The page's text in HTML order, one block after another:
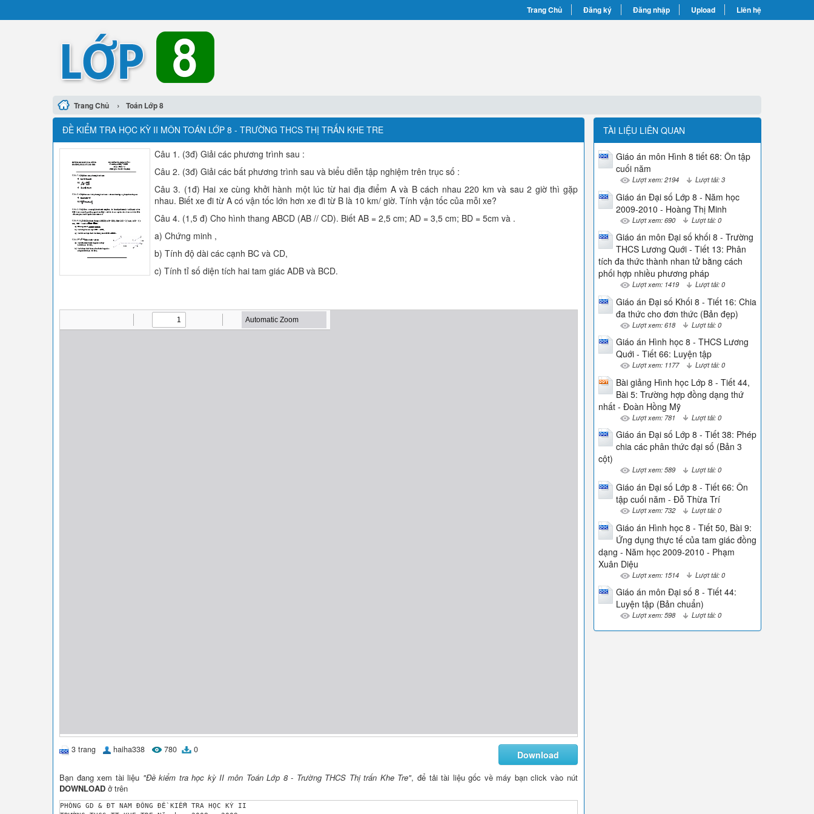
Trang Chủ Đăng ký Đăng nhập Upload Liên hệ
Trang Chủ › Toán Lớp 8
ĐỀ KIỂM TRA HỌC KỲ II MÔN TOÁN LỚP 8 - TRƯỜNG THCS THỊ TRẤN KHE TRE
Câu 1. (3đ) Giải các phương trình sau :
Câu 2. (3đ) Giải các bất phương trình sau và biểu diễn tập nghiệm trên trục số :
Câu 3. (1đ) Hai xe cùng khởi hành một lúc từ hai địa điểm A và B cách nhau 220 km và sau 2 giờ thì gặp
nhau. Biết xe đi từ A có vận tốc lớn hơn xe đi từ B là 10 km/ giờ. Tính vận tốc của mỗi xe?
Câu 4. (1,5 đ) Cho hình thang ABCD (AB // CD). Biết AB = 2,5 cm; AD = 3,5 cm; BD = 5cm và .
a) Chứng minh ,
b) Tính độ dài các cạnh BC và CD,
c) Tính tỉ số diện tích hai tam giác ADB và BCD.
3 trang haiha338 780 0 Download
Bạn đang xem tài liệu "Đề kiểm tra học kỳ II môn Toán Lớp 8 - Trường THCS Thị trấn Khe Tre", để tải tài liệu gốc về máy bạn click vào nút
DOWNLOAD ở trên
PHÒNG GD & ĐT NAM ĐÔNG ĐỀ KIỂM TRA HỌC KỲ II
TÀI LIỆU LIÊN QUAN
Giáo án môn Hình 8 tiết 68: Ôn tập
cuối năm
Lượt xem: 2194 Lượt tải: 3
Giáo án Đại số Lớp 8 - Năm học
2009-2010 - Hoàng Thị Minh
Lượt xem: 690 Lượt tải: 0
Giáo án môn Đại số khối 8 - Trường
THCS Lương Quới - Tiết 13: Phân
tích đa thức thành nhan tử bằng cách
phối hợp nhiều phương pháp
Lượt xem: 1419 Lượt tải: 0
Giáo án Đại số Khối 8 - Tiết 16: Chia
đa thức cho đơn thức (Bản đẹp)
Lượt xem: 618 Lượt tải: 0
Giáo án Hình học 8 - THCS Lương
Quới - Tiết 66: Luyện tập
Lượt xem: 1177 Lượt tải: 0
Bài giảng Hình học Lớp 8 - Tiết 44,
Bài 5: Trường hợp đồng dạng thứ
nhất - Đoàn Hồng Mỹ
Lượt xem: 781 Lượt tải: 0
Giáo án Đại số Lớp 8 - Tiết 38: Phép
chia các phân thức đại số (Bản 3
cột)
Lượt xem: 589 Lượt tải: 0
Giáo án Đại số Lớp 8 - Tiết 66: Ôn
tập cuối năm - Đỗ Thừa Trí
Lượt xem: 732 Lượt tải: 0
Giáo án Hình học 8 - Tiết 50, Bài 9:
Ứng dụng thực tế của tam giác đồng
dạng - Năm học 2009-2010 - Phạm
Xuân Diệu
Lượt xem: 1514 Lượt tải: 0
Giáo án môn Đại số 8 - Tiết 44:
Luyện tập (Bản chuẩn)
Lượt xem: 598 Lượt tải: 0